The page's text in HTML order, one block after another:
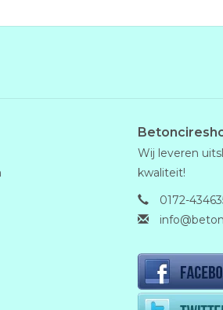
Wij leveren
kwaliteit!
0172-